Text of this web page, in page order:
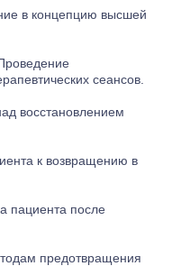
в концепцию высшей
сеансов.
восстановлением
к возвращению в
пациента после
предотвращения